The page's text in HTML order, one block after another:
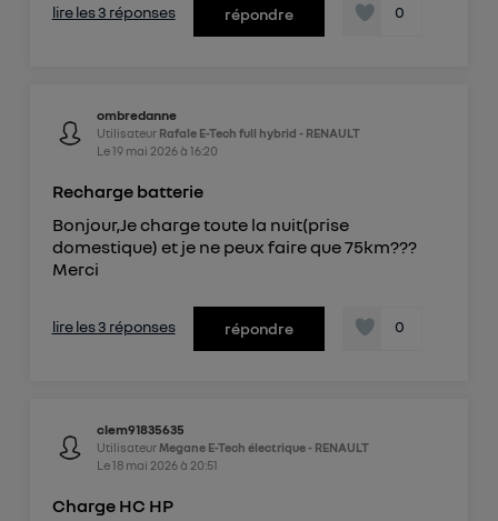
lire les 3 réponses répondre 0
ombredanne
Utilisateur Rafale E-Tech full hybrid - RENAULT
Le19 mai 2026à 16:20
Recharge batterie
Bonjour,Je charge toute la nuit(prise
domestique) et je ne peux faire que 75km???
Merci
lire les 3 réponses répondre 0
clem91835635
Utilisateur Megane E-Tech électrique - RENAULT
Le18 mai 2026à 20:51
Charge HC HP